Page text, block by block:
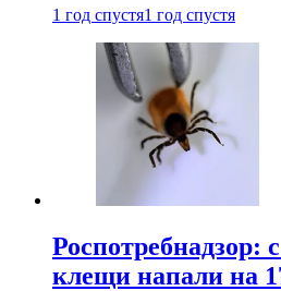
1 год спустя1 год спустя
Роспотребнадзор:
клещи напали на